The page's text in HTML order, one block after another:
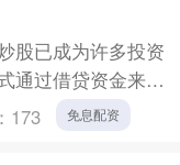
股已成为许多投资
通过借贷资金来放
也会同步扩大风
173 免息配资